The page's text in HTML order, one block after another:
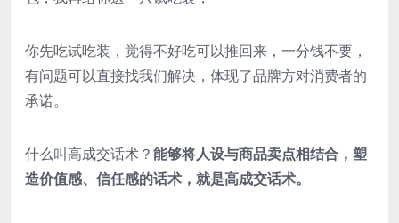
你先吃试吃装，觉得不好吃可以推回来，一分钱不要，
有问题可以直接找我们解决，体现了品牌方对消费者的
承诺。
什么叫高成交话术？能够将人设与商品卖点相结合，塑
造价值感、信任感的话术，就是高成交话术。